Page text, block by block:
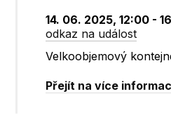
14. 06. 2025, 12:00 -
odkaz na událost
Velkoobjemový
Přejít na více